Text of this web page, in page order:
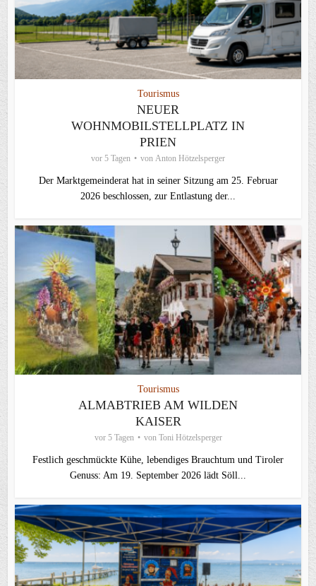
Tourismus
NEUER
WOHNMOBILSTELLPLATZ IN
PRIEN
vor 5 Tagen von Anton Hötzelsperger
Der Marktgemeinderat hat in seiner Sitzung am 25. Februar
2026 beschlossen, zur Entlastung der...
Tourismus
ALMABTRIEB AM WILDEN
KAISER
vor 5 Tagen von Toni Hötzelsperger
Festlich geschmückte Kühe, lebendiges Brauchtum und Tiroler
Genuss: Am 19. September 2026 lädt Söll...